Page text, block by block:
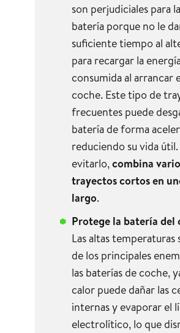
son perjudiciales para la
batería porque no le
suficiente tiempo al
para recargar la
consumida al arrancar
coche. Este tipo de
frecuentes puede
batería de forma
reduciendo su vida útil.
evitarlo,combina
trayectos cortos en
largo.
Protege la batería del
Las altas temperaturas
de los principales
las baterías de coche,
calor puede dañar las
internas y evaporar el
electrolítico, lo que